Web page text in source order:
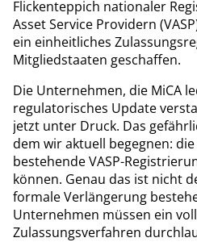
Flickenteppich nationaler
Asset Service Providern
ein einheitliches
Mitgliedstaaten geschaffen.
Die Unternehmen, die MiCA
regulatorisches Update
jetzt unter Druck. Das
dem wir aktuell begegnen:
bestehende VASP-
können. Genau das ist nicht
formale Verlängerung
Unternehmen müssen ein
Zulassungsverfahren